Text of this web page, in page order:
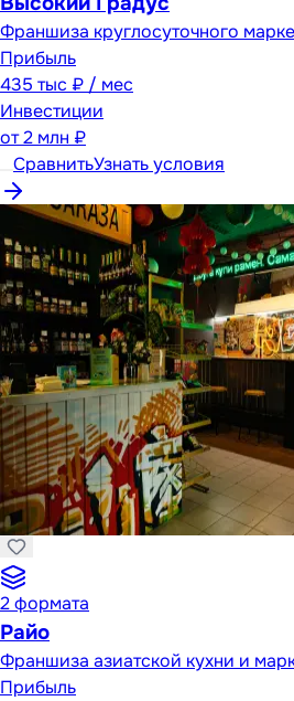
Франшиза круглосуточного
Прибыль
435 тыс ₽ / мес
Инвестиции
от2 млн ₽
СравнитьУзнать условия
2формата
Райо
Франшиза азиатской кухни и
Прибыль